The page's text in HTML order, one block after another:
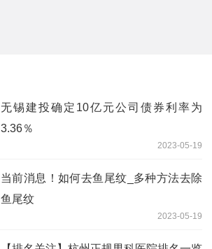
无锡建投确定10亿元公司债券利率为
3.36％
2023-05-19
当前消息！如何去鱼尾纹_多种方法去除
鱼尾纹
2023-05-19